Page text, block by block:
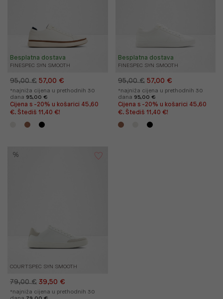
FINESPEC SYN SMOOTH
Besplatna dostava
95,00 € 57,00 €
*najniža cijena u prethodnih 30
dana 95,00 €
Cijena s -20% u košarici 45,60
€. Štediš 11,40 €!
FINESPEC SYN SMOOTH
Besplatna dostava
95,00 € 57,00 €
*najniža cijena u prethodnih 30
dana 95,00 €
Cijena s -20% u košarici 45,60
€. Štediš 11,40 €!
COURTSPEC SYN SMOOTH
%
79,00 € 39,50 €
*najniža cijena u prethodnih 30